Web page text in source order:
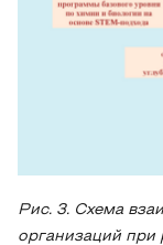
Рис. 3. Схема
организаций при